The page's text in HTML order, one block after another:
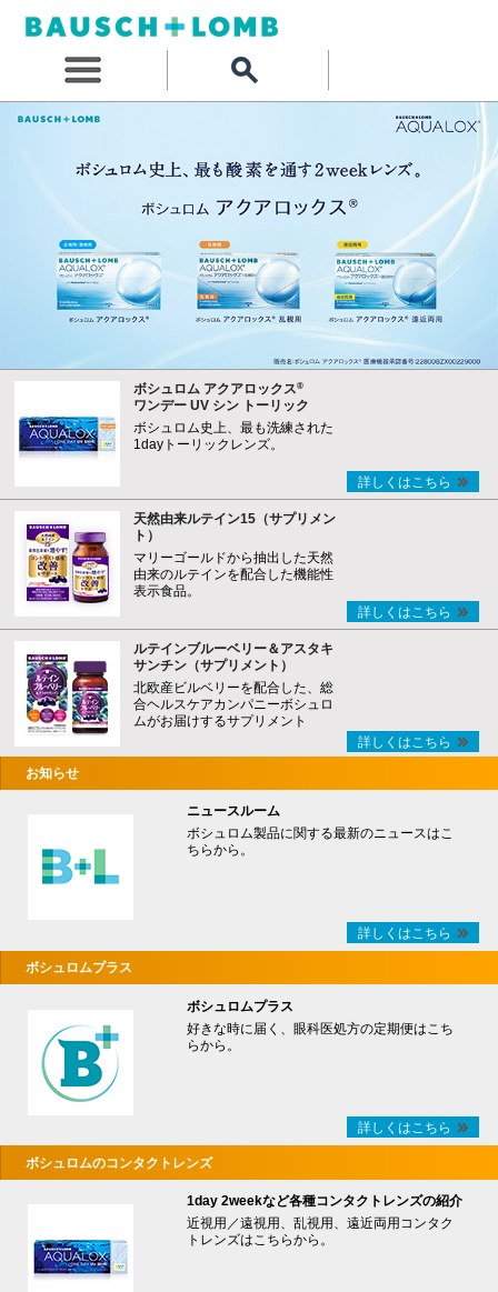
ボシュロム アクアロックス®
ワンデー UV シン トーリック
ボシュロム史上、最も洗練された
1dayトーリックレンズ。
詳しくはこちら
天然由来ルテイン15（サプリメン
ト）
マリーゴールドから抽出した天然
由来のルテインを配合した機能性
表示食品。
詳しくはこちら
ルテインブルーベリー＆アスタキ
サンチン（サプリメント）
北欧産ビルベリーを配合した、総
合ヘルスケアカンパニーボシュロ
ムがお届けするサプリメント
詳しくはこちら
お知らせ
ニュースルーム
ボシュロム製品に関する最新のニュースはこ
ちらから。
詳しくはこちら
ボシュロムプラス
ボシュロムプラス
好きな時に届く、眼科医処方の定期便はこち
らから。
詳しくはこちら
ボシュロムのコンタクトレンズ
1day 2weekなど各種コンタクトレンズの紹介
近視用／遠視用、乱視用、遠近両用コンタク
トレンズはこちらから。